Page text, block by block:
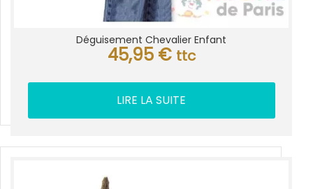
Déguisement Chevalier Enfant
45,95 € ttc
LIRE LA SUITE